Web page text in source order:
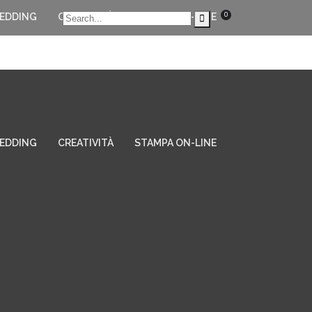
0
CREATIVITÀ STAMPA ON-LINE
CREATIVITÀ STAMPA ON-LINE